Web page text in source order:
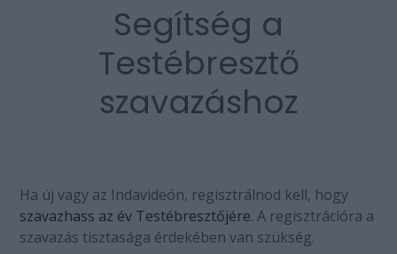
Segítség a
Testébresztő
szavazáshoz
Ha új vagy az Indavideón, regisztrálnod kell, hogy
szavazhass az év Testébresztőjére. A regisztrációra a
szavazás tisztasága érdekében van szükség.